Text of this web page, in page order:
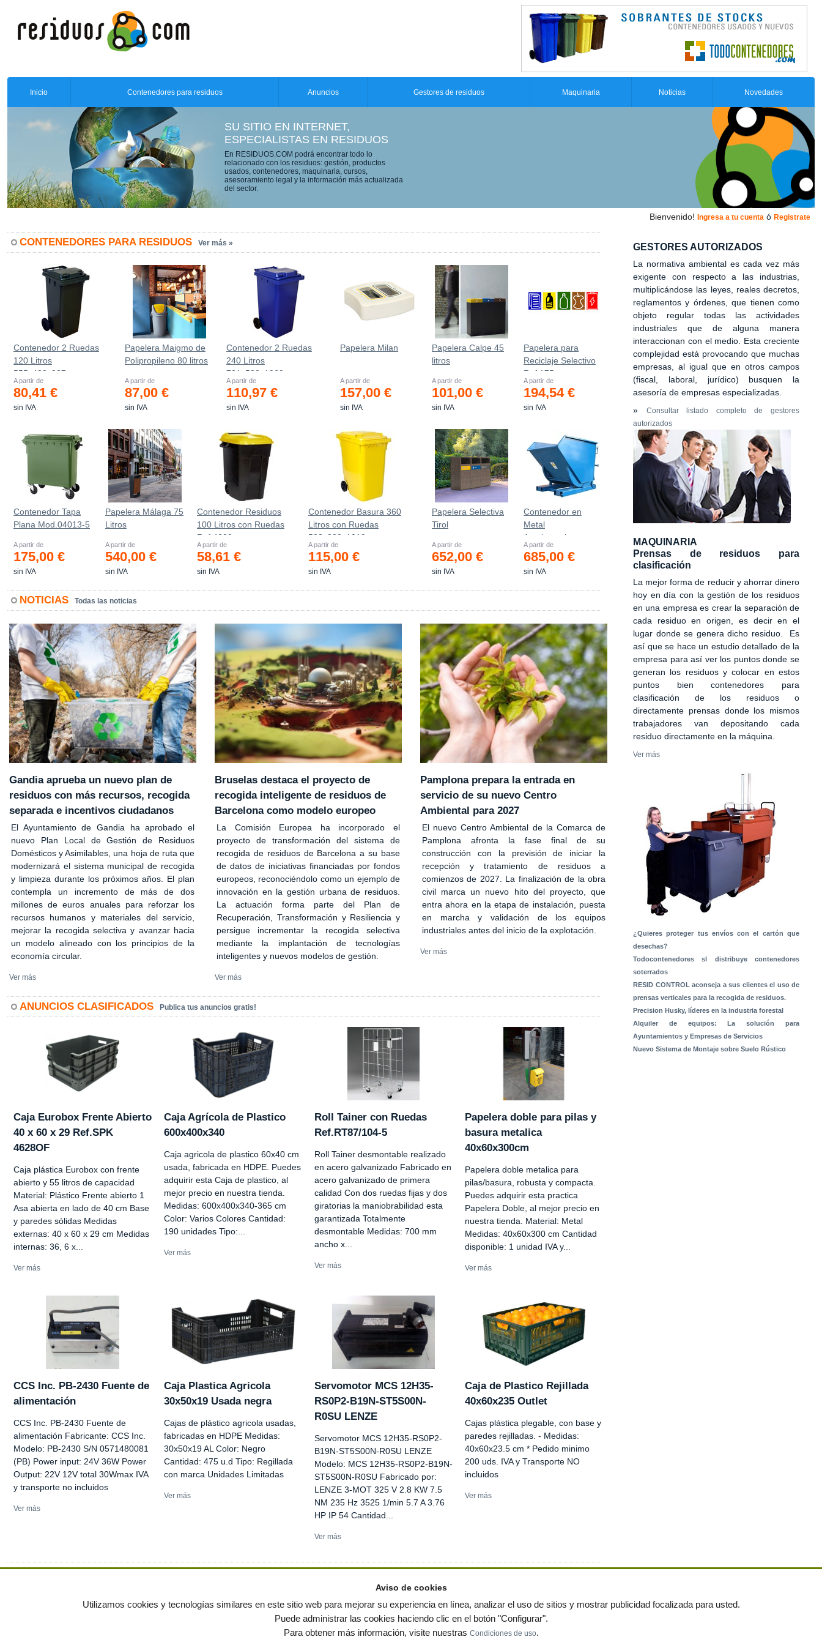
Inicio Contenedores para residuos Anuncios Gestores de residuos Maquinaria Noticias Novedades
SU SITIO EN INTERNET,
ESPECIALISTAS EN RESIDUOS
En RESIDUOS.COM podrá encontrar todo lo
relacionado con los residuos: gestión, productos
usados, contenedores, maquinaria, cursos,
asesoramiento legal y la información más actualizada
del sector.
Bienvenido! Ingresa a tu cuenta ó Registrate
CONTENEDORES PARA RESIDUOS Ver más »
Contenedor 2 Ruedas
120 Litros
555х480х937mm
A partir de
80,41 €
sin IVA
Papelera Maigmo de
Polipropileno 80 litros
A partir de
87,00 €
sin IVA
Contenedor 2 Ruedas
240 Litros
721х582х1069mm
A partir de
110,97 €
sin IVA
Papelera Milan
A partir de
157,00 €
sin IVA
Papelera Calpe 45
litros
A partir de
101,00 €
sin IVA
Papelera para
Reciclaje Selectivo
Ref.175
A partir de
194,54 €
sin IVA
Contenedor Tapa
Plana Mod.04013-5
A partir de
175,00 €
sin IVA
Papelera Málaga 75
Litros
A partir de
540,00 €
sin IVA
Contenedor Residuos
100 Litros con Ruedas
Ref.4200
A partir de
58,61 €
sin IVA
Contenedor Basura 360
Litros con Ruedas
583x880x1010 mm
A partir de
115,00 €
sin IVA
Papelera Selectiva
Tirol
A partir de
652,00 €
sin IVA
Contenedor en
Metal
Autobasculante
Estanco *
A partir de
685,00 €
sin IVA
NOTICIAS Todas las noticias
Gandia aprueba un nuevo plan de
residuos con más recursos, recogida
separada e incentivos ciudadanos
El Ayuntamiento de Gandia ha aprobado el
nuevo Plan Local de Gestión de Residuos
Domésticos y Asimilables, una hoja de ruta que
modernizará el sistema municipal de recogida
y limpieza durante los próximos años. El plan
contempla un incremento de más de dos
millones de euros anuales para reforzar los
recursos humanos y materiales del servicio,
mejorar la recogida selectiva y avanzar hacia
un modelo alineado con los principios de la
economía circular.
Ver más
Bruselas destaca el proyecto de
recogida inteligente de residuos de
Barcelona como modelo europeo
La Comisión Europea ha incorporado el
proyecto de transformación del sistema de
recogida de residuos de Barcelona a su base
de datos de iniciativas financiadas por fondos
europeos, reconociéndolo como un ejemplo de
innovación en la gestión urbana de residuos.
La actuación forma parte del Plan de
Recuperación, Transformación y Resiliencia y
persigue incrementar la recogida selectiva
mediante la implantación de tecnologías
inteligentes y nuevos modelos de gestión.
Ver más
Pamplona prepara la entrada en
servicio de su nuevo Centro
Ambiental para 2027
El nuevo Centro Ambiental de la Comarca de
Pamplona afronta la fase final de su
construcción con la previsión de iniciar la
recepción y tratamiento de residuos a
comienzos de 2027. La finalización de la obra
civil marca un nuevo hito del proyecto, que
entra ahora en la etapa de instalación, puesta
en marcha y validación de los equipos
industriales antes del inicio de la explotación.
Ver más
ANUNCIOS CLASIFICADOS Publica tus anuncios gratis!
Caja Eurobox Frente Abierto
40 x 60 x 29 Ref.SPK
4628OF
Caja plástica Eurobox con frente
abierto y 55 litros de capacidad
Material: Plástico Frente abierto 1
Asa abierta en lado de 40 cm Base
y paredes sólidas Medidas
externas: 40 x 60 x 29 cm Medidas
internas: 36, 6 x...
Ver más
Caja Agrícola de Plastico
600x400x340
Caja agricola de plastico 60x40 cm
usada, fabricada en HDPE. Puedes
adquirir esta Caja de plastico, al
mejor precio en nuestra tienda.
Medidas: 600x400x340-365 cm
Color: Varios Colores Cantidad:
190 unidades Tipo:...
Ver más
Roll Tainer con Ruedas
Ref.RT87/104-5
Roll Tainer desmontable realizado
en acero galvanizado Fabricado en
acero galvanizado de primera
calidad Con dos ruedas fijas y dos
giratorias la maniobrabilidad esta
garantizada Totalmente
desmontable Medidas: 700 mm
ancho x...
Ver más
Papelera doble para pilas y
basura metalica
40x60x300cm
Papelera doble metalica para
pilas/basura, robusta y compacta.
Puedes adquirir esta practica
Papelera Doble, al mejor precio en
nuestra tienda. Material: Metal
Medidas: 40x60x300 cm Cantidad
disponible: 1 unidad IVA y...
Ver más
CCS Inc. PB-2430 Fuente de
alimentación
CCS Inc. PB-2430 Fuente de
alimentación Fabricante: CCS Inc.
Modelo: PB-2430 S/N 0571480081
(PB) Power input: 24V 36W Power
Output: 22V 12V total 30Wmax IVA
y transporte no incluidos
Ver más
Caja Plastica Agricola
30x50x19 Usada negra
Cajas de plástico agricola usadas,
fabricadas en HDPE Medidas:
30x50x19 AL Color: Negro
Cantidad: 475 u.d Tipo: Regillada
con marca Unidades Limitadas
Ver más
Servomotor MCS 12H35-
RS0P2-B19N-ST5S00N-
R0SU LENZE
Servomotor MCS 12H35-RS0P2-
B19N-ST5S00N-R0SU LENZE
Modelo: MCS 12H35-RS0P2-B19N-
ST5S00N-R0SU Fabricado por:
LENZE 3-MOT 325 V 2.8 KW 7.5
NM 235 Hz 3525 1/min 5.7 A 3.76
HP IP 54 Cantidad...
Ver más
Caja de Plastico Rejillada
40x60x235 Outlet
Cajas plástica plegable, con base y
paredes rejilladas. - Medidas:
40x60x23.5 cm * Pedido minimo
200 uds. IVA y Transporte NO
incluidos
Ver más
GESTORES AUTORIZADOS
La normativa ambiental es cada vez más
exigente con respecto a las industrias,
multiplicándose las leyes, reales decretos,
reglamentos y órdenes, que tienen como
objeto regular todas las actividades
industriales que de alguna manera
interaccionan con el medio. Esta creciente
complejidad está provocando que muchas
empresas, al igual que en otros campos
(fiscal, laboral, jurídico) busquen la
asesoría de empresas especializadas.
» Consultar listado completo de gestores
autorizados
MAQUINARIA
Prensas de residuos para
clasificación
La mejor forma de reducir y ahorrar dinero
hoy en día con la gestión de los residuos
en una empresa es crear la separación de
cada residuo en origen, es decir en el
lugar donde se genera dicho residuo. Es
así que se hace un estudio detallado de la
empresa para así ver los puntos donde se
generan los residuos y colocar en estos
puntos bien contenedores para
clasificación de los residuos o
directamente prensas donde los mismos
trabajadores van depositando cada
residuo directamente en la máquina.
Ver más
¿Quieres proteger tus envíos con el cartón que
desechas?
Todocontenedores sl distribuye contenedores
soterrados
RESID CONTROL aconseja a sus clientes el uso de
prensas verticales para la recogida de residuos.
Precision Husky, líderes en la industria forestal
Alquiler de equipos: La solución para
Ayuntamientos y Empresas de Servicios
Nuevo Sistema de Montaje sobre Suelo Rústico
© residuos.com - Todos los derechos reservados- Política de privacidad|Condiciones de uso| Contacto|Editores| Mapa web|Preguntas frecuentes
Aviso de cookies
Utilizamos cookies y tecnologías similares en este sitio web para mejorar su experiencia en línea, analizar el uso de sitios y mostrar publicidad focalizada para usted.
Puede administrar las cookies haciendo clic en el botón "Configurar".
Para obtener más información, visite nuestras Condiciones de uso.